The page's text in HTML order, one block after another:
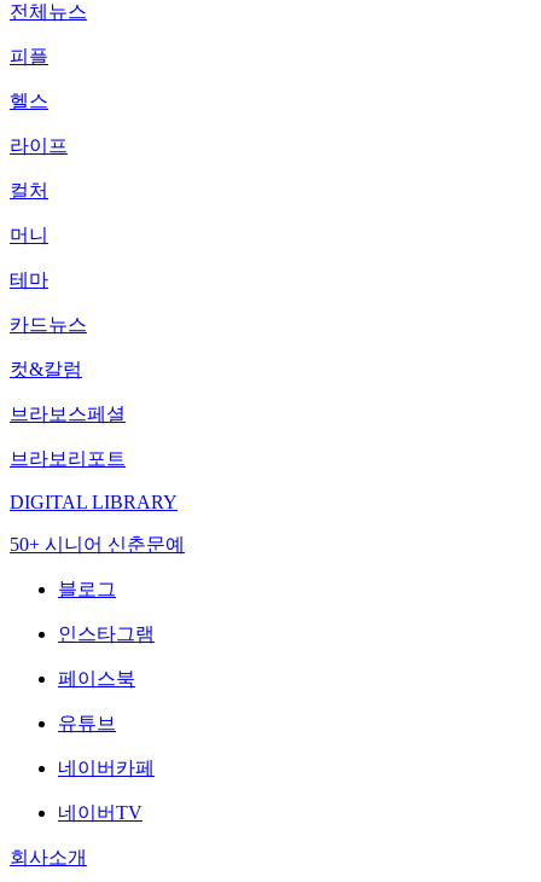
전체뉴스
피플
헬스
라이프
컬처
머니
테마
카드뉴스
컷&칼럼
브라보스페셜
브라보리포트
DIGITAL LIBRARY
50+ 시니어 신춘문예
블로그
인스타그램
페이스북
유튜브
네이버카페
네이버TV
회사소개